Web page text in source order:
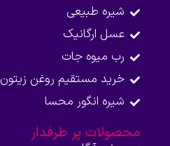
شیره طبیعی
عسل ارگانیک
رب میوه جات
خرید مستقیم روغن زیتون
شیره انگور محسا
محصولات پر طرفدار